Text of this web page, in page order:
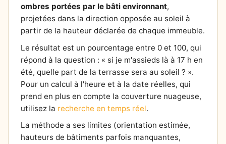
ombres portées par le bâti environnant,
projetées dans la direction opposée au soleil à
partir de la hauteur déclarée de chaque immeuble.
Le résultat est un pourcentage entre 0 et 100, qui
répond à la question : « si je m'assieds là à 17 h en
été, quelle part de la terrasse sera au soleil ? ».
Pour un calcul à l'heure et à la date réelles, qui
prend en plus en compte la couverture nuageuse,
utilisez la recherche en temps réel.
La méthode a ses limites (orientation estimée,
hauteurs de bâtiments parfois manquantes,